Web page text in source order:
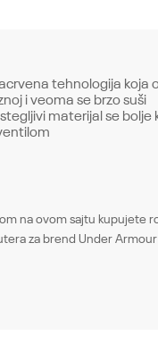
tehnologija
i veoma se brzo suši
materijal se bolje
na ovom sajtu kupujete
za brend Under